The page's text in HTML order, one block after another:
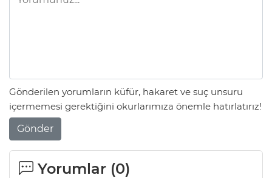
Gönderilen yorumların küfür, hakaret ve suç unsuru
içermemesi gerektiğini okurlarımıza önemle hatırlatırız!
Gönder
Yorumlar (0)